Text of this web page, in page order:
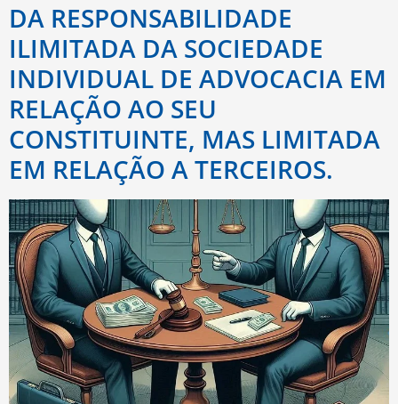
DA RESPONSABILIDADE
ILIMITADA DA SOCIEDADE
INDIVIDUAL DE ADVOCACIA EM
RELAÇÃO AO SEU
CONSTITUINTE, MAS LIMITADA
EM RELAÇÃO A TERCEIROS.